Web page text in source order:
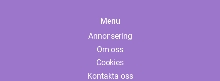
Menu
Annonsering
Om oss
Cookies
Kontakta oss